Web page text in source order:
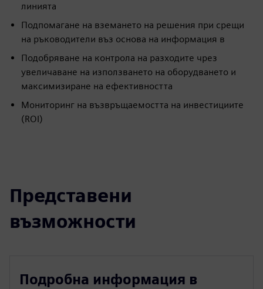
линията
Подпомагане на вземането на решения при срещи
на ръководители въз основа на информация в
Подобряване на контрола на разходите чрез
увеличаване на използването на оборудването и
максимизиране на ефективността
Мониторинг на възвръщаемостта на инвестициите
(ROI)
Представени
възможности
Подробна информация в